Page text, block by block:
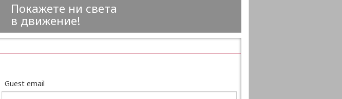
Покажете ни света
в движение!
Guest email